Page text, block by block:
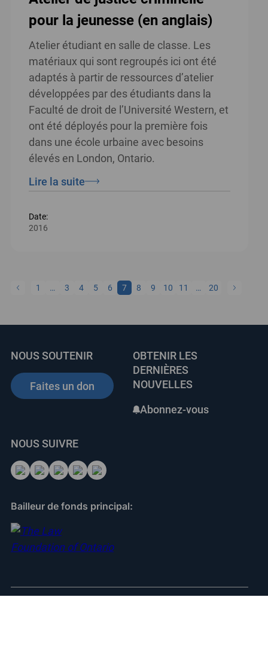
pour la jeunesse (en anglais)
Atelier étudiant en salle de classe. Les
matériaux qui sont regroupés ici ont été
adaptés à partir de ressources d’atelier
développées par des étudiants dans la
Faculté de droit de l’Université Western, et
ont été déployés pour la première fois
dans une école urbaine avec besoins
élevés en London, Ontario.
Lire la suite
Date:
2016
1 … 3 4 5 6 7 8 9 10 11 … 20
NOUS SOUTENIR
Faites un don
OBTENIR LES
DERNIÈRES
NOUVELLES
Abonnez-vous
NOUS SUIVRE
Bailleur de fonds principal: